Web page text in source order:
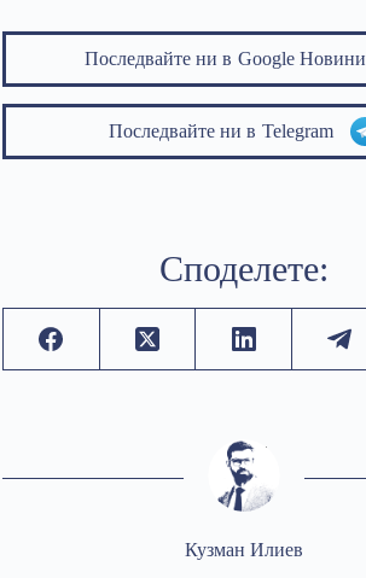
Последвайте ни в Google Новини
Последвайте ни в Telegram
Споделете:
Кузман Илиев